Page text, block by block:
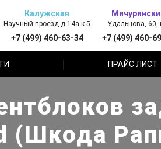
Калужская
Научный проезд д.14а к.5
+7 (499) 460-63-34
Удальцова, 60,
+7 (499) 460-
ПРАЙС ЛИСТ
(Шкода